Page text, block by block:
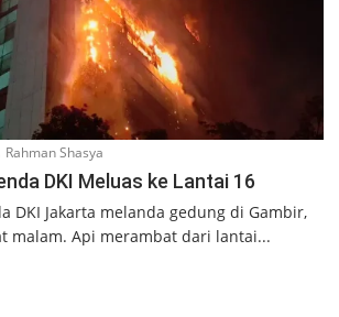
Rahman Shasya
DKI Meluas ke Lantai 16
DKI Jakarta melanda gedung di Gambir,
malam. Api merambat dari lantai...